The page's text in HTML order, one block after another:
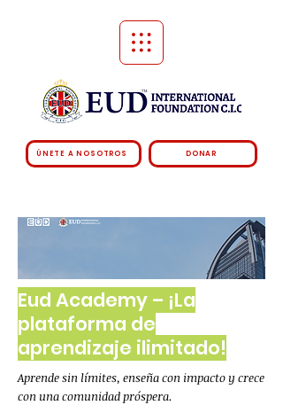
DONAR
ÚNETE A NOSOTROS
Eud Academy – ¡La
plataforma de
aprendizaje ilimitado!
Aprende sin límites, enseña con impacto y crece
con una comunidad próspera.